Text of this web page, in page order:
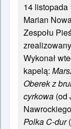
14 listopada
Marian
Zespołu
Wykonał
kapelą:
Oberek z
cyrkowa (od
Polka C-dur